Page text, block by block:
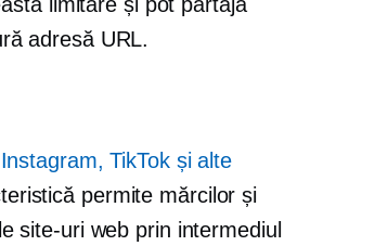
adresă URL.
TikTok și alte
permite mărcilor și
site-uri web prin intermediul